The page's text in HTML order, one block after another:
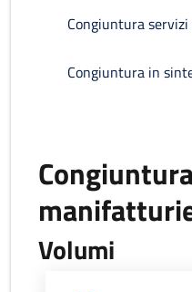
Congiuntura
Congiuntura in
Volumi